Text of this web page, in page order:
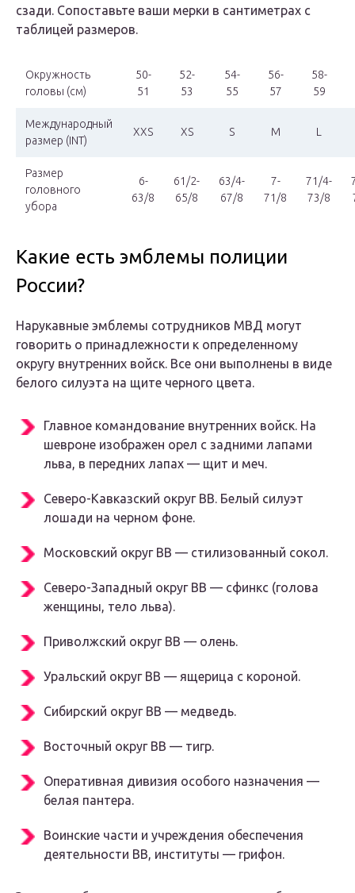
сзади. Сопоставьте ваши мерки в сантиметрах с
таблицей размеров.
Окружность
головы (см)
50-
51
52-
53
54-
55
56-
57
58-
59
Международный
размер (INT)
XXS XS S M L
Размер
головного
убора
6-
63/8
61/2-
65/8
63/4-
67/8
7-
71/8
71/4-
73/8
Какие есть эмблемы полиции
России?
Нарукавные эмблемы сотрудников МВД могут
говорить о принадлежности к определенному
округу внутренних войск. Все они выполнены в виде
белого силуэта на щите черного цвета.
Главное командование внутренних войск. На
шевроне изображен орел с задними лапами
льва, в передних лапах — щит и меч.
Северо-Кавказский округ ВВ. Белый силуэт
лошади на черном фоне.
Московский округ ВВ — стилизованный сокол.
Северо-Западный округ ВВ — сфинкс (голова
женщины, тело льва).
Приволжский округ ВВ — олень.
Уральский округ ВВ — ящерица с короной.
Сибирский округ ВВ — медведь.
Восточный округ ВВ — тигр.
Оперативная дивизия особого назначения —
белая пантера.
Воинские части и учреждения обеспечения
деятельности ВВ, институты — грифон.